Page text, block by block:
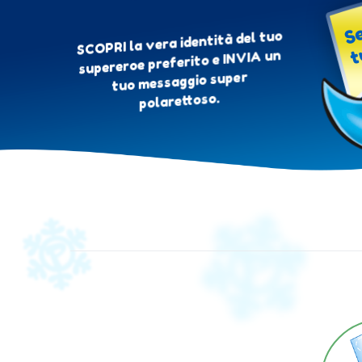
SCOPRI la vera identità del tuo
supereroe preferito e INVIA un
tuo messaggio super
polarettoso.